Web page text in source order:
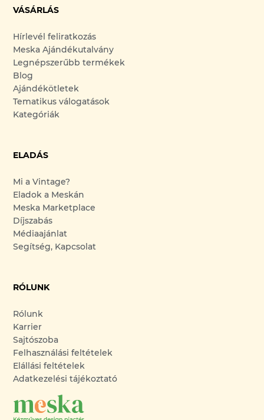
VÁSÁRLÁS
Hírlevél feliratkozás
Meska Ajándékutalvány
Legnépszerűbb termékek
Blog
Ajándékötletek
Tematikus válogatások
Kategóriák
ELADÁS
Mi a Vintage?
Eladok a Meskán
Meska Marketplace
Díjszabás
Médiaajánlat
Segítség, Kapcsolat
RÓLUNK
Rólunk
Karrier
Sajtószoba
Felhasználási feltételek
Elállási feltételek
Adatkezelési tájékoztató